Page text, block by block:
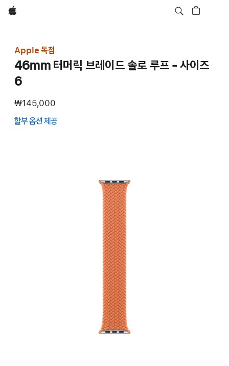
Apple
Apple 독점
46mm 터머릭 브레이드 솔로 루프 - 사이즈
6
₩145,000
할부 옵션 제공